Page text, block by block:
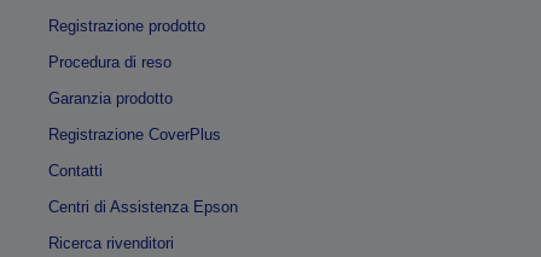
Registrazione prodotto
Procedura di reso
Garanzia prodotto
Registrazione CoverPlus
Contatti
Centri di Assistenza Epson
Ricerca rivenditori